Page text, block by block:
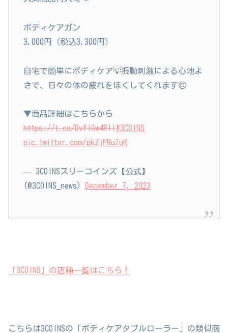
ボディケアガン
3,000円（税込3,300円）
自宅で簡単にボディケア💡振動刺激による心地よ
さで、日々の体の疲れをほぐしてくれます◎
▼商品詳細はこちらから
https://t.co/DvflGw4Rll#3COINS
pic.twitter.com/pkZjPRu7uR
— 3COINSスリーコインズ【公式】
(@3COINS_news)
December 7, 2023
「3COINS」の店舗一覧はこちら！
こちらは3COINSの「ボディケアタブルローラー」の類似商